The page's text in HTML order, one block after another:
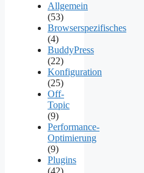
Allgemein
(53)
Browserspezifisches
(4)
BuddyPress
(22)
Konfiguration
(25)
Off-
Topic
(9)
Performance-
Optimierung
(9)
Plugins